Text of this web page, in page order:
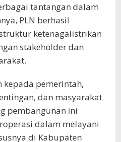
tantangan dalam
PLN berhasil
ketenagalistrikan
stakeholder dan
kepada pemerintah,
dan masyarakat
pembangunan ini
dalam melayani
di Kabupaten